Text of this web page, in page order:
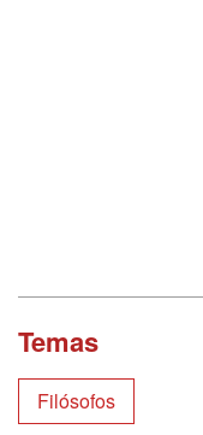
Temas
Filósofos